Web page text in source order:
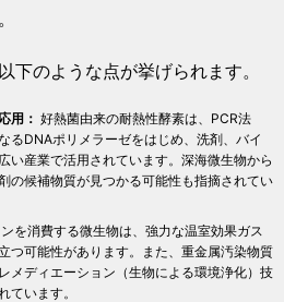
下のような点が挙げられます。
用： 好熱菌由来の耐熱性酵素は、PCR法
るDNAポリメラーゼをはじめ、洗剤、バイ
い産業で活用されています。深海微生物から
の候補物質が見つかる可能性も指摘されてい
ンを消費する微生物は、強力な温室効果ガス
つ可能性があります。また、重金属汚染物質
メディエーション（生物による環境浄化）技
ています。